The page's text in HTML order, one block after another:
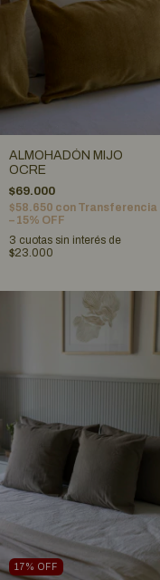
ALMOHADÓN MIJO
OCRE
$69.000
$58.650 con Transferencia
– 15% OFF
3 cuotas sin interés de
$23.000
17% OFF